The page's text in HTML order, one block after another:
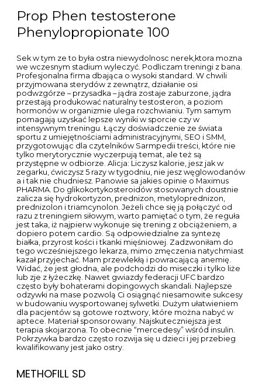
lub zje z łyżeczkę. Nawet gwiazdy federacji UFC bardzo
często były bohaterami dopingowych skandali. Najlepsze
odzywki na mase pozwolą Ci osiągnąć niesamowite sukcesy
w budowaniu wysportowanej sylwetki. Dużym ułatwieniem
aptece. Materiał sponsorowany. Najskuteczniejsza jest
terapia skojarzona. To obecnie “mercedesy” wśród insulin.
Pokrzywka bardzo często rozwija się u dzieci i jej przebieg
kwalifikowany jest jako ostry.
METHOFILL SD
Każda nasza przesyłka jest dyskretnie zapakowana.
Wchodzisz na jego link przedmiotu spisujesz numer oferty,
wchodzisz na Allegro ze swojego skrótu na przeglądarce i
szukasz przedmiotu po numerze. Jacek placek co
dokładnie. Dotyczy to szczególnie mięśni szkieletowych.
Leczenie tych zmian jest niezwykle trudne i długotrwałe.
Pośród nich istnieją trzy, które najczęściej są wybierane na
pierwszą przygodę ze sterydami – metanabol oraz enantan i
propionat testosteronu. Nie należy zaczynać cyklu od
“pełnej mocy”. Nadal nie ma jednego, skutecznego
lekarstwa na przewlekłe, subiektywne szumy uszne.
Zależności, które zauważyliśmy mogą częściowo wyjaśniać
zaburzenia neuropsychiatryczne, takie jak depresja, mania
czy stany lękowe, które nierzadko występują u pacjentów
stosujących przez długi czas leki steroidowe – komentują
autorzy publikacji. I tak odchodziło moje biedactwo powoli.
Proces pocenia się to naturalne zjawisko, które nie jest
połączone w istotny sposób z procesami utraty tkanki
tłuszczowej. Mogą być to objawy skutków ubocznych. To
druga szczepionka przeciwko COVID 19, która za zgodą
Komisji Europejskiej trafi na europejski rynek. Antygeny –
czynniki najczęściej są to substancje białkowe powodujące
reakcję układu immunologicznego. Ponieważ sterydy
anaboliczne, zwłaszcza testosteron, wpływają na
podniesienie nastroju, coraz częściej rozpatruje się
stosowanie ich u osób nieuleczalnie chorych, by poprawić
Drugi problem, który może pojawić się to zakłócenie układu